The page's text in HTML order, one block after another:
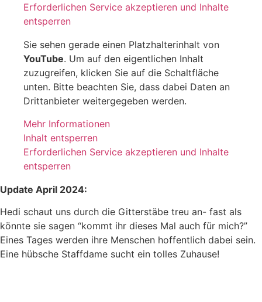
Erforderlichen Service akzeptieren und Inhalte
entsperren
Sie sehen gerade einen Platzhalterinhalt von
YouTube. Um auf den eigentlichen Inhalt
zuzugreifen, klicken Sie auf die Schaltfläche
unten. Bitte beachten Sie, dass dabei Daten an
Drittanbieter weitergegeben werden.
Mehr Informationen
Inhalt entsperren
Erforderlichen Service akzeptieren und Inhalte
entsperren
Update April 2024:
Hedi schaut uns durch die Gitterstäbe treu an- fast als
könnte sie sagen “kommt ihr dieses Mal auch für mich?”
Eines Tages werden ihre Menschen hoffentlich dabei sein.
Eine hübsche Staffdame sucht ein tolles Zuhause!